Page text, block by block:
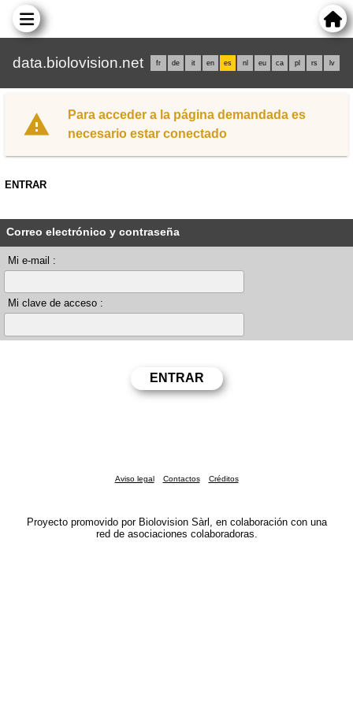
data.biolovision.net fr de it en es nl eu ca pl rs lv
Para acceder a la página demandada es
necesario estar conectado
ENTRAR
Correo electrónico y contraseña
Mi e-mail :
Mi clave de acceso :
Aviso legal Contactos Créditos
Proyecto promovido por Biolovision Sàrl, en colaboración con una
red de asociaciones colaboradoras.